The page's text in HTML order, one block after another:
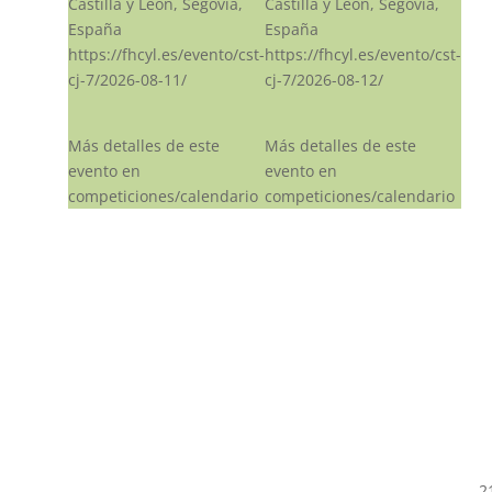
España
https://fhcyl.es/evento/cst-
cj-7/2026-08-11/
Más detalles de este
evento en
competiciones/calendario
España
https://fhcyl.es/evento/cst-
cj-7/2026-08-12/
Más detalles de este
evento en
competiciones/calendario